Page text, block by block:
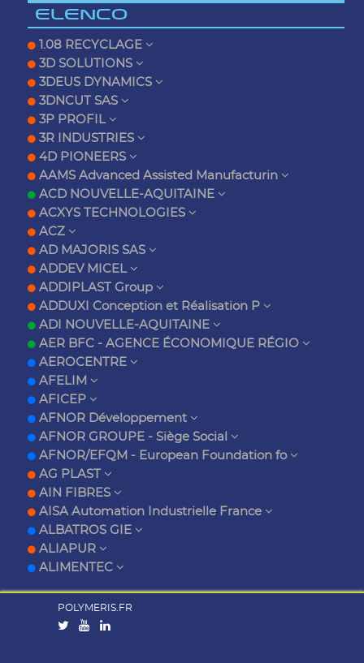
ELENCO
1.08 RECYCLAGE
3D SOLUTIONS
3DEUS DYNAMICS
3DNCUT SAS
3P PROFIL
3R INDUSTRIES
4D PIONEERS
AAMS Advanced Assisted Manufacturin
ACD NOUVELLE-AQUITAINE
ACXYS TECHNOLOGIES
ACZ
AD MAJORIS SAS
ADDEV MICEL
ADDIPLAST Group
ADDUXI Conception et Réalisation P
ADI NOUVELLE-AQUITAINE
AER BFC - AGENCE ÉCONOMIQUE RÉGIO
AEROCENTRE
AFELIM
AFICEP
AFNOR Développement
AFNOR GROUPE - Siège Social
AFNOR/EFQM - European Foundation fo
AG PLAST
AIN FIBRES
AISA Automation Industrielle France
ALBATROS GIE
ALIAPUR
ALIMENTEC
POLYMERIS.FR